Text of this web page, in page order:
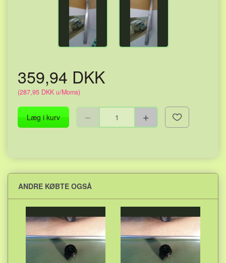
359,94 DKK
(287,95 DKK u/Moms)
Læg i kurv
ANDRE KØBTE OGSÅ